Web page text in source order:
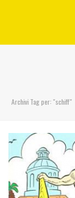
Archivi Tag per: "schiff"